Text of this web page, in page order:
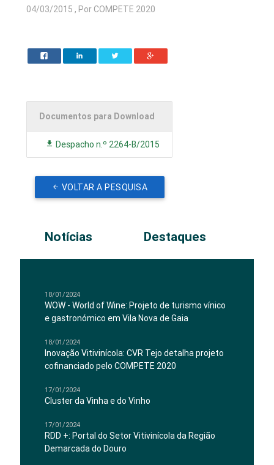
04/03/2015 , Por COMPETE 2020
Documentos para Download
Despacho n.º 2264-B/2015
VOLTAR A PESQUISA
Notícias Destaques
18/01/2024
WOW - World of Wine: Projeto de turismo vínico
e gastronómico em Vila Nova de Gaia
18/01/2024
Inovação Vitivinícola: CVR Tejo detalha projeto
cofinanciado pelo COMPETE 2020
17/01/2024
Cluster da Vinha e do Vinho
17/01/2024
RDD +: Portal do Setor Vitivinícola da Região
Demarcada do Douro